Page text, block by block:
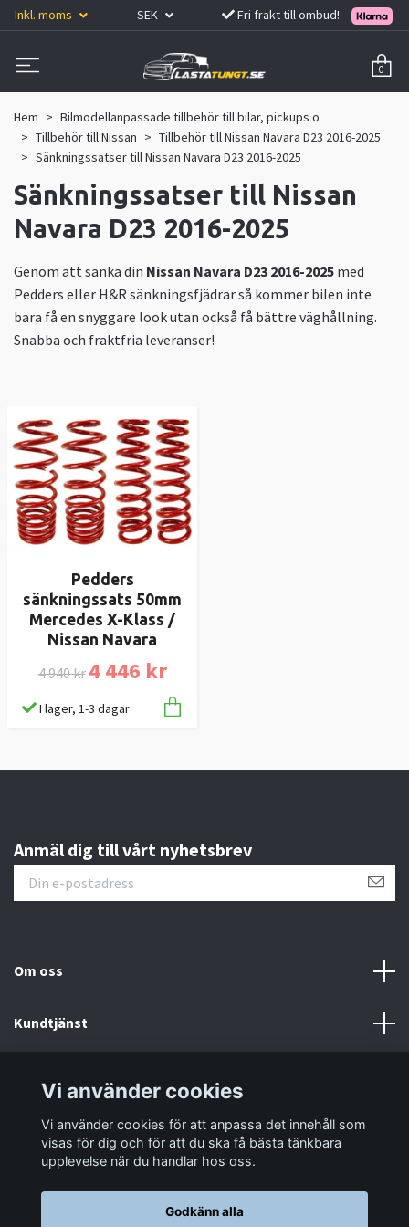
Inkl. moms SEK Fri frakt till ombud!
0
Hem
Bilmodellanpassade tillbehör till bilar, pickups o
Tillbehör till Nissan
Tillbehör till Nissan Navara D23 2016-2025
Sänkningssatser till Nissan Navara D23 2016-2025
Sänkningssatser till Nissan
Navara D23 2016-2025
Genom att sänka din Nissan Navara D23 2016-2025 med
Pedders eller H&R sänkningsfjädrar så kommer bilen inte
bara få en snyggare look utan också få bättre väghållning.
Snabba och fraktfria leveranser!
Pedders
sänkningssats 50mm
Mercedes X-Klass /
Nissan Navara
4 940 kr 4 446 kr
I lager, 1-3 dagar
Anmäl dig till vårt nyhetsbrev
Om oss
Kundtjänst
Sociala medier
Vi använder cookies
Vi använder cookies för att anpassa det innehåll som
visas för dig och för att du ska få bästa tänkbara
upplevelse när du handlar hos oss.
Godkänn alla